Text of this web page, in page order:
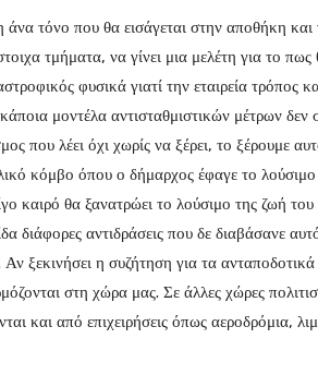
τόνο που θα εισάγεται στην αποθήκη και
τμήματα, να γίνει μια μελέτη για το πως
φυσικά γιατί την εταιρεία τρόπος
μοντέλα αντισταθμιστικών μέτρων δεν
που λέει όχι χωρίς να ξέρει, το ξέρουμε
κόμβο όπου ο δήμαρχος έφαγε το λούσιμο
καιρό θα ξανατρώει το λούσιμο της ζωή του
διάφορες αντιδράσεις που δε διαβάσανε
ξεκινήσει η συζήτηση για τα ανταποδοτικά
στη χώρα μας. Σε άλλες χώρες
και από επιχειρήσεις όπως αεροδρόμια,